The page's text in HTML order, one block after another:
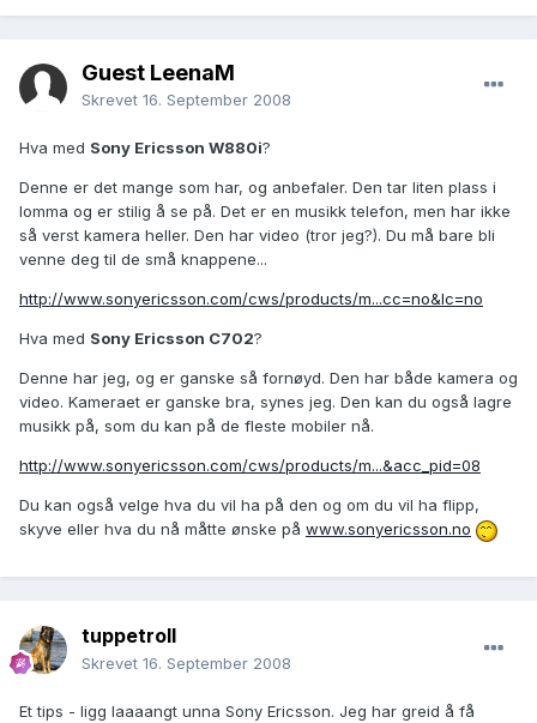
Guest LeenaM
Skrevet 16. September 2008
Hva med Sony Ericsson W880i?
Denne er det mange som har, og anbefaler. Den tar liten plass i
lomma og er stilig å se på. Det er en musikk telefon, men har ikke
så verst kamera heller. Den har video (tror jeg?). Du må bare bli
venne deg til de små knappene...
http://www.sonyericsson.com/cws/products/m...cc=no&lc=no
Hva med Sony Ericsson C702?
Denne har jeg, og er ganske så fornøyd. Den har både kamera og
video. Kameraet er ganske bra, synes jeg. Den kan du også lagre
musikk på, som du kan på de fleste mobiler nå.
http://www.sonyericsson.com/cws/products/m...&acc_pid=08
Du kan også velge hva du vil ha på den og om du vil ha flipp,
skyve eller hva du nå måtte ønske på www.sonyericsson.no
tuppetroll
Skrevet 16. September 2008
Et tips - ligg laaaangt unna Sony Ericsson. Jeg har greid å få